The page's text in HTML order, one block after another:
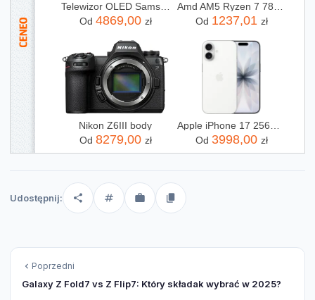
Telewizor OLED Samsung QE65S90FATXXH 65 cali 4K UHD
Od 4869,00 zł
Amd AM5 Ryzen 7 7800X3D Tray 4,2GHz (100000000910)
Od 1237,01 zł
Nikon Z6III body
Od 8279,00 zł
Apple iPhone 17 256GB Biały
Od 3998,00 zł
Udostępnij:
Poprzedni
Galaxy Z Fold7 vs Z Flip7: Który składak wybrać w 2025?